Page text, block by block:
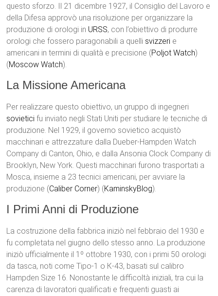
questo sforzo. Il 21 dicembre 1927, il Consiglio del Lavoro e
della Difesa approvò una risoluzione per organizzare la
produzione di orologi in URSS, con l’obiettivo di produrre
orologi che fossero paragonabili a quelli svizzeri e
americani in termini di qualità e precisione​ (Poljot Watch)​​
(Moscow Watch)​.
La Missione Americana
Per realizzare questo obiettivo, un gruppo di ingegneri
sovietici fu inviato negli Stati Uniti per studiare le tecniche di
produzione. Nel 1929, il governo sovietico acquistò
macchinari e attrezzature dalla Dueber-Hampden Watch
Company di Canton, Ohio, e dalla Ansonia Clock Company di
Brooklyn, New York. Questi macchinari furono trasportati a
Mosca, insieme a 23 tecnici americani, per avviare la
produzione​ (Caliber Corner)​​ (KaminskyBlog)​.
I Primi Anni di Produzione
La costruzione della fabbrica iniziò nel febbraio del 1930 e
fu completata nel giugno dello stesso anno. La produzione
iniziò ufficialmente il 1º ottobre 1930, con i primi 50 orologi
da tasca, noti come Tipo-1 o К-43, basati sul calibro
Hampden Size 16. Nonostante le difficoltà iniziali, tra cui la
carenza di lavoratori qualificati e frequenti guasti ai